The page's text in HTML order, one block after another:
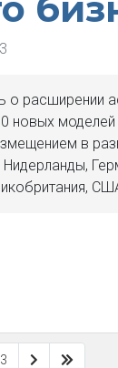
о расширении
новых
в
3